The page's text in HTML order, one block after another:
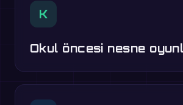
K
Okul öncesi nesne